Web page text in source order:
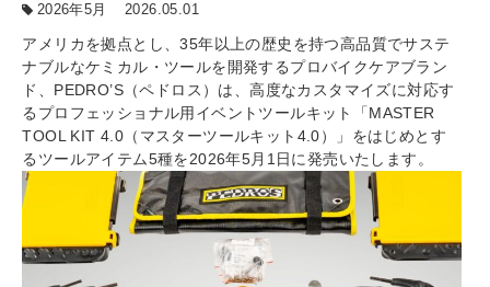
2026年5月 2026.05.01
アメリカを拠点とし、35年以上の歴史を持つ高品質でサステ
ナブルなケミカル・ツールを開発するプロバイクケアブラン
ド、PEDRO’S（ペドロス）は、高度なカスタマイズに対応す
るプロフェッショナル用イベントツールキット「MASTER
TOOL KIT 4.0（マスターツールキット4.0）」をはじめとす
るツールアイテム5種を2026年5月1日に発売いたします。